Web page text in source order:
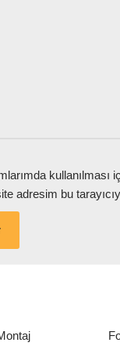
kullanılması
adresim bu